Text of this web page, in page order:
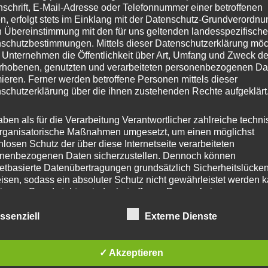
Produkte
für
Scooter / Coco
AUSVERKAUFT
COCO BIKE
Bremssystem
*
mit
COCO
E-Mail-Adresse oder Telefonnummer einer betroffenen
erfolgt stets im Einklang mit der Datenschutz-
Übereinstimmung mit den für uns geltenden
Mittels dieser Datenschutzerklärung
Unternehmen die Öffentlichkeit über Art, Umfang und Zweck
genutzten und verarbeiteten personenbezogenen
Ferner werden betroffene Personen mittels dieser
über die ihnen zustehenden Rechte
als für die Verarbeitung Verantwortlicher zahlreiche
Maßnahmen umgesetzt, um einen möglichst
Schutz der über diese Internetseite verarbeiteten
Daten sicherzustellen. Dennoch können
Datenübertragungen grundsätzlich Sicherheitslücken
sodass ein absoluter Schutz nicht gewährleistet werden
Grund steht es jeder betroffenen Person frei,
an uns zu übermitteln.
Externe Dienste
✓ Akzeptieren